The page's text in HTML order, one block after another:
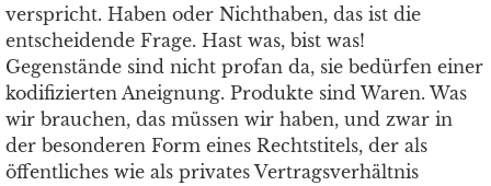
verspricht. Haben oder Nichthaben, das ist die
entscheidende Frage. Hast was, bist was!
Gegenstände sind nicht profan da, sie bedürfen einer
kodifizierten Aneignung. Produkte sind Waren. Was
wir brauchen, das müssen wir haben, und zwar in
der besonderen Form eines Rechtstitels, der als
öffentliches wie als privates Vertragsverhältnis